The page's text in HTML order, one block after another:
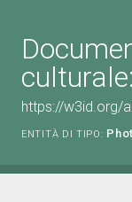
https://w3id.org/
ENTITÀ DI TIPO: